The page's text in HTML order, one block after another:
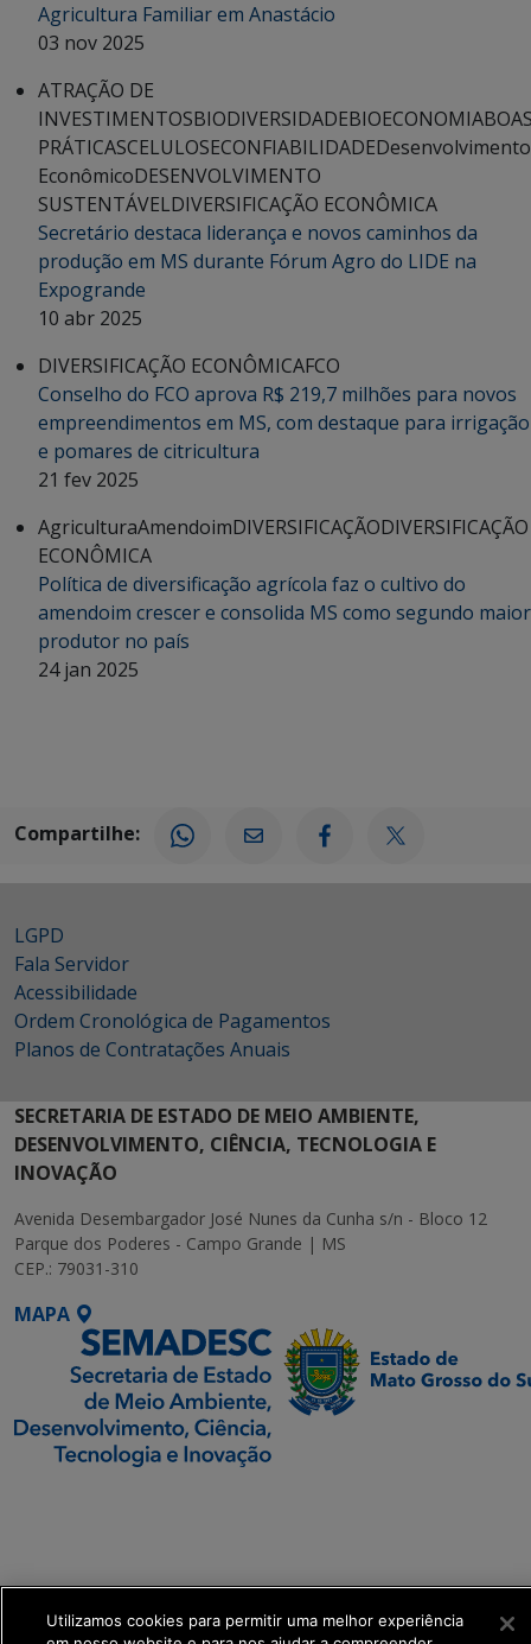
Agricultura Familiar em Anastácio
03 nov 2025
ATRAÇÃO DE
INVESTIMENTOSBIODIVERSIDADEBIOECONOMIA
PRÁTICASCELULOSECONFIABILIDADEDesenvolvimento
EconômicoDESENVOLVIMENTO
SUSTENTÁVELDIVERSIFICAÇÃO ECONÔMICA
Secretário destaca liderança e novos caminhos da
produção em MS durante Fórum Agro do LIDE na
Expogrande
10 abr 2025
DIVERSIFICAÇÃO ECONÔMICAFCO
Conselho do FCO aprova R$ 219,7 milhões para novos
empreendimentos em MS, com destaque para irrigação
e pomares de citricultura
21 fev 2025
AgriculturaAmendoimDIVERSIFICAÇÃODIVERSIFICAÇÃO
ECONÔMICA
Política de diversificação agrícola faz o cultivo do
amendoim crescer e consolida MS como segundo maior
produtor no país
24 jan 2025
Compartilhe:
LGPD
Fala Servidor
Acessibilidade
Ordem Cronológica de Pagamentos
Planos de Contratações Anuais
SECRETARIA DE ESTADO DE MEIO AMBIENTE,
DESENVOLVIMENTO, CIÊNCIA, TECNOLOGIA E
INOVAÇÃO
Avenida Desembargador José Nunes da Cunha s/n - Bloco 12
Parque dos Poderes - Campo Grande | MS
CEP.: 79031-310
MAPA
get_footer();
Utilizamos cookies para permitir uma melhor experiência